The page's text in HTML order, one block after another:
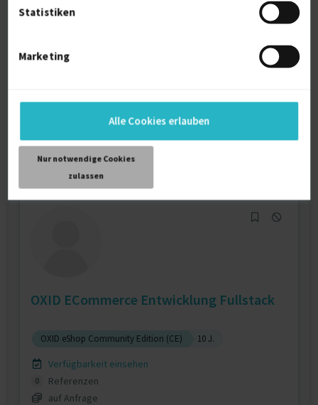
Statistiken
Marketing
Alle Cookies erlauben
Nur notwendige Cookies
zulassen
eCommerce und Performance Marketing
Shopify (allg.)
Verfügbarkeit einsehen
€60 - €80/Stunde
D-33161 Hövelhof
OXID ECommerce Entwicklung Fullstack
OXID eShop Community Edition (CE) 10 J.
Verfügbarkeit einsehen
0
Referenzen
auf Anfrage